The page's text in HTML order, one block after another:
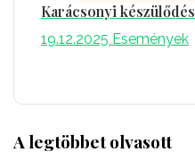
Karácsonyi készülődés
19.12.2025 Események
A legtöbbet olvasott